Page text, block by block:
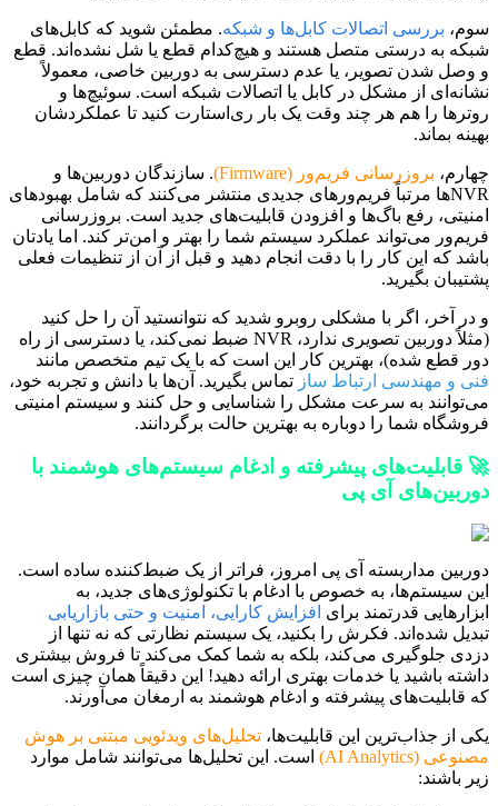
سوم، بررسی اتصالات کابل‌ها و شبکه. مطمئن شوید که کابل‌های
شبکه به درستی متصل هستند و هیچ‌کدام قطع یا شل نشده‌اند. قطع
و وصل شدن تصویر، یا عدم دسترسی به دوربین خاصی، معمولاً
نشانه‌ای از مشکل در کابل یا اتصالات شبکه است. سوئیچ‌ها و
روترها را هم هر چند وقت یک بار ری‌استارت کنید تا عملکردشان
بهینه بماند.
چهارم، بروزرسانی فریم‌ور (Firmware)
. سازندگان دوربین‌ها و
NVRها مرتباً فریم‌ورهای جدیدی منتشر می‌کنند که شامل بهبودهای
امنیتی، رفع باگ‌ها و افزودن قابلیت‌های جدید است. بروزرسانی
فریم‌ور می‌تواند عملکرد سیستم شما را بهتر و امن‌تر کند. اما یادتان
باشد که این کار را با دقت انجام دهید و قبل از آن از تنظیمات فعلی
پشتیبان بگیرید.
و در آخر، اگر با مشکلی روبرو شدید که نتوانستید آن را حل کنید
(مثلاً دوربین تصویری ندارد، NVR ضبط نمی‌کند، یا دسترسی از راه
دور قطع شده)، بهترین کار این است که با یک تیم متخصص مانند
فنی و مهندسی ارتباط ساز تماس بگیرید. آن‌ها با دانش و تجربه خود،
می‌توانند به سرعت مشکل را شناسایی و حل کنند و سیستم امنیتی
فروشگاه شما را دوباره به بهترین حالت برگردانند.
🚀 قابلیت‌های پیشرفته و ادغام سیستم‌های هوشمند با
دوربین‌های آی پی
دوربین مداربسته آی پی امروز، فراتر از یک ضبط‌کننده ساده است.
این سیستم‌ها، به خصوص با ادغام با تکنولوژی‌های جدید، به
ابزارهایی قدرتمند برای افزایش کارایی، امنیت و حتی بازاریابی
تبدیل شده‌اند. فکرش را بکنید، یک سیستم نظارتی که نه تنها از
دزدی جلوگیری می‌کند، بلکه به شما کمک می‌کند تا فروش بیشتری
داشته باشید یا خدمات بهتری ارائه دهید! این دقیقاً همان چیزی است
که قابلیت‌های پیشرفته و ادغام هوشمند به ارمغان می‌آورند.
یکی از جذاب‌ترین این قابلیت‌ها، تحلیل‌های ویدئویی مبتنی بر هوش
مصنوعی (AI Analytics)
است. این تحلیل‌ها می‌توانند شامل موارد
زیر باشند: